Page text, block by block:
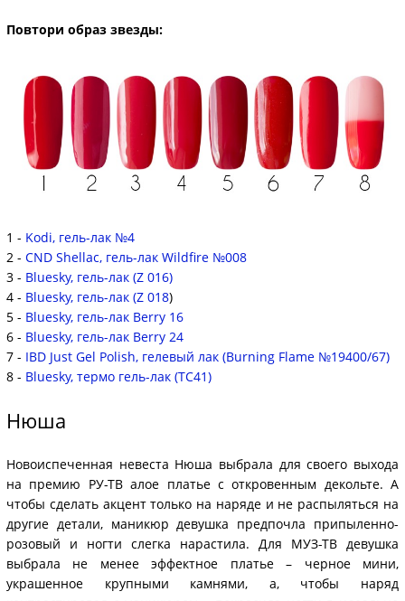
Повтори образ звезды:
1 - Kodi, гель-лак №4
2 - CND Shellac, гель-лак Wildfire №008
3 - Bluesky, гель-лак (Z 016)
4 - Bluesky, гель-лак (Z 018)
5 - Bluesky, гель-лак Berry 16
6 - Bluesky, гель-лак Berry 24
7 - IBD Just Gel Polish, гелевый лак (Burning Flame №19400/67)
8 - Bluesky, термо гель-лак (TC41)
Нюша
Новоиспеченная невеста Нюша выбрала для своего выхода
на премию РУ-ТВ алое платье с откровенным декольте. А
чтобы сделать акцент только на наряде и не распыляться на
другие детали, маникюр девушка предпочла припыленно-
розовый и ногти слегка нарастила. Для МУЗ-ТВ девушка
выбрала не менее эффектное платье – черное мини,
украшенное крупными камнями, а, чтобы наряд